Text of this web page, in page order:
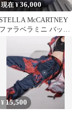
現在 ¥36,000
STELLA McCARTNEY
ファラベラミニ バック
¥ 15,500